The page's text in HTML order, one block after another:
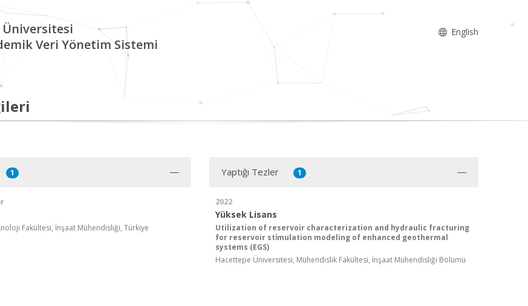
Üniversitesi
Veri Yönetim Sistemi
English
1
Fakültesi, İnşaat Mühendisliği, Türkiye
Yaptığı Tezler 1
2022
Yüksek Lisans
Utilization of reservoir characterization and hydraulic fracturing
for reservoir sti̇mulation modeling of enhanced geothermal
systems (EGS)
Hacettepe Üniversitesi, Mühendislik Fakültesi, İnşaat Mühendisliği Bölümü